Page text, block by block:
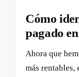
Cómo
pagado
Ahora que
más rentables,